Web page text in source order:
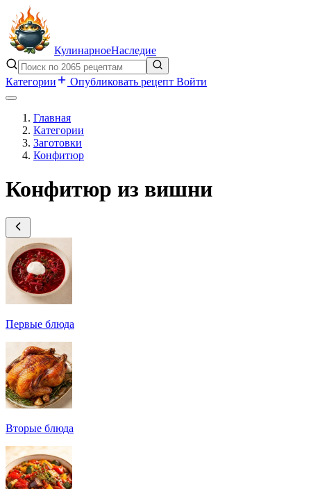
КулинарноеНаследие
Категории Опубликовать рецепт Войти
Главная
Категории
Заготовки
Конфитюр
Конфитюр из вишни
Первые блюда
Вторые блюда